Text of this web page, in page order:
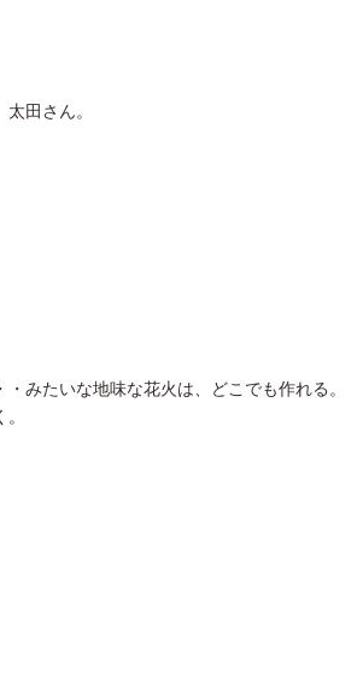
田さん。
みたいな地味な花火は、どこでも作れる。